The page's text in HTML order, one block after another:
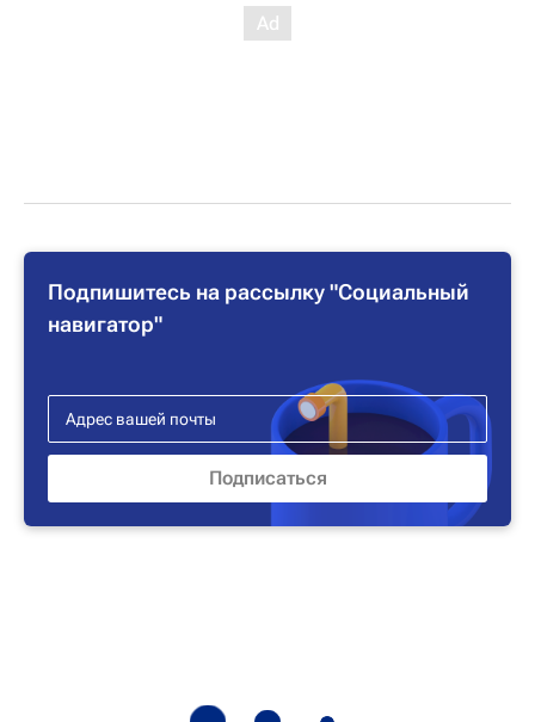
Подпишитесь на рассылку "Социальный
навигатор"